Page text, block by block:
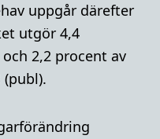
uppgår därefter
utgör 4,4
2,2 procent av